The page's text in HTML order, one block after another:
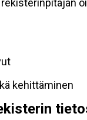
kehittäminen